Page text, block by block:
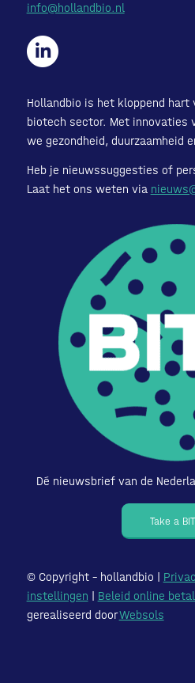
info@hollandbio.nl
Hollandbio is het kloppend hart
biotech sector. Met innovaties
we gezondheid, duurzaamheid
Heb je nieuwssuggesties of
Laat het ons weten via
Dé nieuwsbrief van de
Take a
© Copyright – hollandbio |
instellingen | Beleid online
gerealiseerd doorWebsols